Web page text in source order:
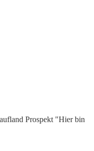
Prospekt "Hier bin